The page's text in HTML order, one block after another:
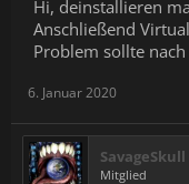
Hi, deinstallieren
Anschließend
Problem sollte
6. Januar 2020
SavageSkull
Mitglied